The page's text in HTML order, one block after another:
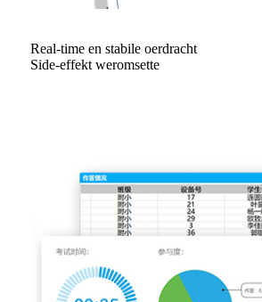
Real-time en stabile oerdracht
Side-effekt weromsette